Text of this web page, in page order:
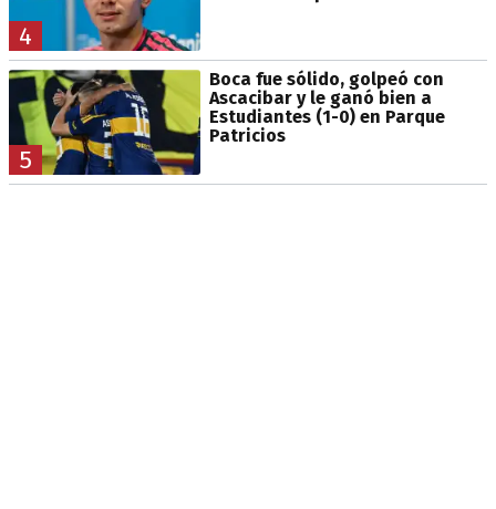
4
5
Boca fue sólido, golpeó con
Ascacibar y le ganó bien a
Estudiantes (1-0) en Parque
Patricios